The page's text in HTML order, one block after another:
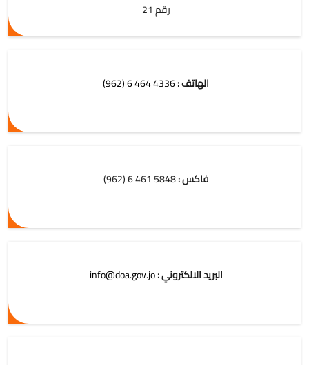
رقم 21
الهاتف :4336 464 6 (962)
فاكس :5848 461 6 (962)
البريد الالكتروني :info@doa.gov.jo